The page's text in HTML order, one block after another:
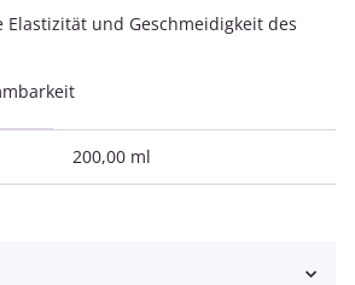
und Geschmeidigkeit des
200,00 ml